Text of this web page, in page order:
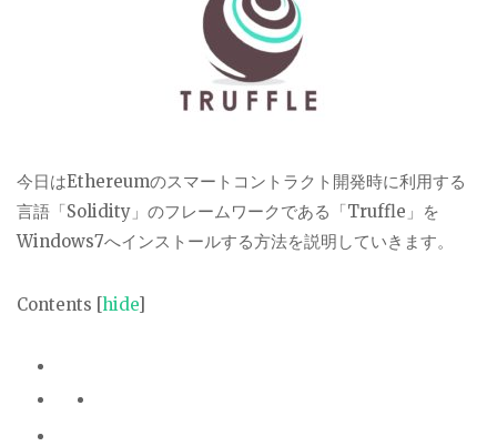
今日はEthereumのスマートコントラクト開発時に利用する
言語「Solidity」のフレームワークである「Truffle」を
Windows7へインストールする方法を説明していきます。
Contents [hide]